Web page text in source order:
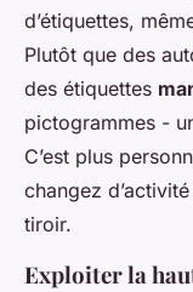
d’étiquettes,
Plutôt que des
des étiquettes
pictogrammes -
C’est plus
changez
tiroir.
Exploiter la